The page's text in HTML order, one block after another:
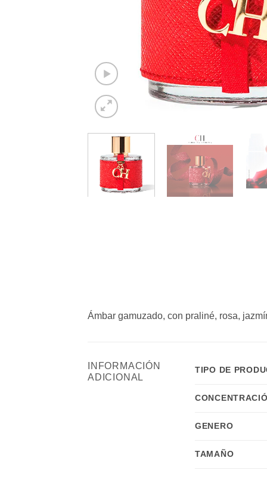
Ámbar gamuzado, con praliné, rosa,
INFORMACIÓN
ADICIONAL
TIPO DE
GENERO
TAMAÑO